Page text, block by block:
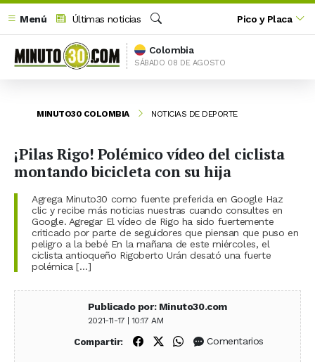
Menú
Últimas noticias
Buscar
Pico y Placa
Colombia
SÁBADO 08 DE AGOSTO
MINUTO30 COLOMBIA NOTICIAS DE DEPORTE
¡Pilas Rigo! Polémico vídeo del ciclista
montando bicicleta con su hija
Agrega Minuto30 como fuente preferida en Google Haz
clic y recibe más noticias nuestras cuando consultes en
Google. Agregar El vídeo de Rigo ha sido fuertemente
criticado por parte de seguidores que piensan que puso en
peligro a la bebé En la mañana de este miércoles, el
ciclista antioqueño Rigoberto Urán desató una fuerte
polémica […]
Publicado por: Minuto30.com
2021-11-17 | 10:17 AM
Compartir: Compartir en Facebook
Compartir en X (Twitter)
Compartir en WhatsApp
Comentarios